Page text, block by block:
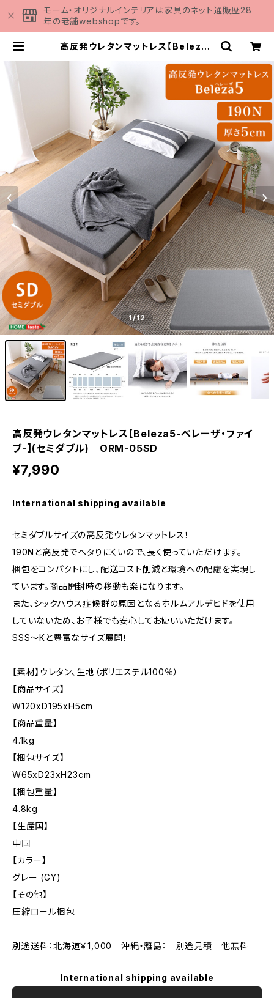
モーム・オリジナルインテリアは家具のネット通販歴28
年の老舗webshopです。
高反発ウレタンマットレス【Beleza5
ORM-05SD | 家具の通販専門店 M
1/12
高反発ウレタンマットレス【Beleza5-ベレーザ・ファイ
ブ-】(セミダブル) ORM-05SD
¥7,990
International shipping available
セミダブルサイズの高反発ウレタンマットレス！
190Nと高反発でヘタりにくいので、長く使っていただけます。
梱包をコンパクトにし、配送コスト削減と環境への配慮を実現し
ています。商品開封時の移動も楽になります。
また、シックハウス症候群の原因となるホルムアルデヒドを使用
していないため、お子様でも安心してお使いいただけます。
SSS〜Kと豊富なサイズ展開！
【素材】ウレタン、生地（ポリエステル100％）
【商品サイズ】
W120xD195xH5cm
【商品重量】
4.1kg
【梱包サイズ】
W65xD23xH23cm
【梱包重量】
4.8kg
【生産国】
中国
【カラー】
グレー (GY)
【その他】
圧縮ロール梱包
別途送料：北海道￥1,000 沖縄・離島： 別途見積 他無料
International shipping available